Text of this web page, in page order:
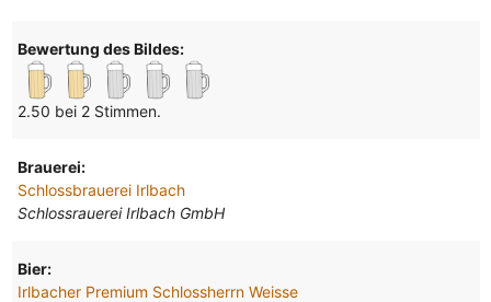
Bewertung des Bildes:
2.50 bei 2 Stimmen.
Brauerei:
Schlossbrauerei Irlbach
Schlossrauerei Irlbach GmbH
Bier:
Irlbacher Premium Schlossherrn Weisse